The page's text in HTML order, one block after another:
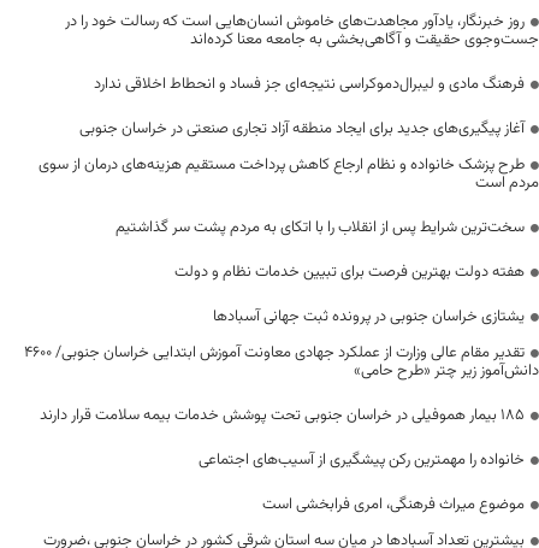
روز خبرنگار، یادآور مجاهدت‌های خاموش انسان‌هایی است که رسالت خود را در
جست‌وجوی حقیقت و آگاهی‌بخشی به جامعه معنا کرده‌اند
فرهنگ مادی و لیبرال‌دموکراسی نتیجه‌ای جز فساد و انحطاط اخلاقی ندارد
آغاز پیگیری‌های جدید برای ایجاد منطقه آزاد تجاری صنعتی در خراسان جنوبی
طرح پزشک خانواده و نظام ارجاع کاهش پرداخت مستقیم هزینه‌های درمان از سوی
مردم است
سخت‌ترین شرایط پس از انقلاب را با اتکای به مردم پشت سر گذاشتیم
هفته دولت بهترین فرصت برای تبیین خدمات نظام و دولت
یشتازی خراسان جنوبی در پرونده ثبت جهانی آسبادها
تقدیر مقام عالی وزارت از عملکرد جهادی معاونت آموزش ابتدایی خراسان جنوبی/ ۴۶۰۰
دانش‌آموز زیر چتر «طرح حامی»
۱۸۵ بیمار هموفیلی در خراسان جنوبی تحت پوشش خدمات بیمه سلامت قرار دارند
خانواده را مهمترین رکن پیشگیری از آسیب‌های اجتماعی
موضوع میراث فرهنگی، امری فرابخشی است
بیشترین تعداد آسبادها در میان سه استان شرقی کشور در خراسان جنوبی ،ضرورت